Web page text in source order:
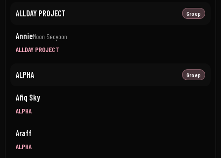
ALLDAY PROJECT Groep
AnnieMoon Seoyoon
ALLDAY PROJECT
ALPHA Groep
Afiq Sky
ALPHA
Araff
ALPHA